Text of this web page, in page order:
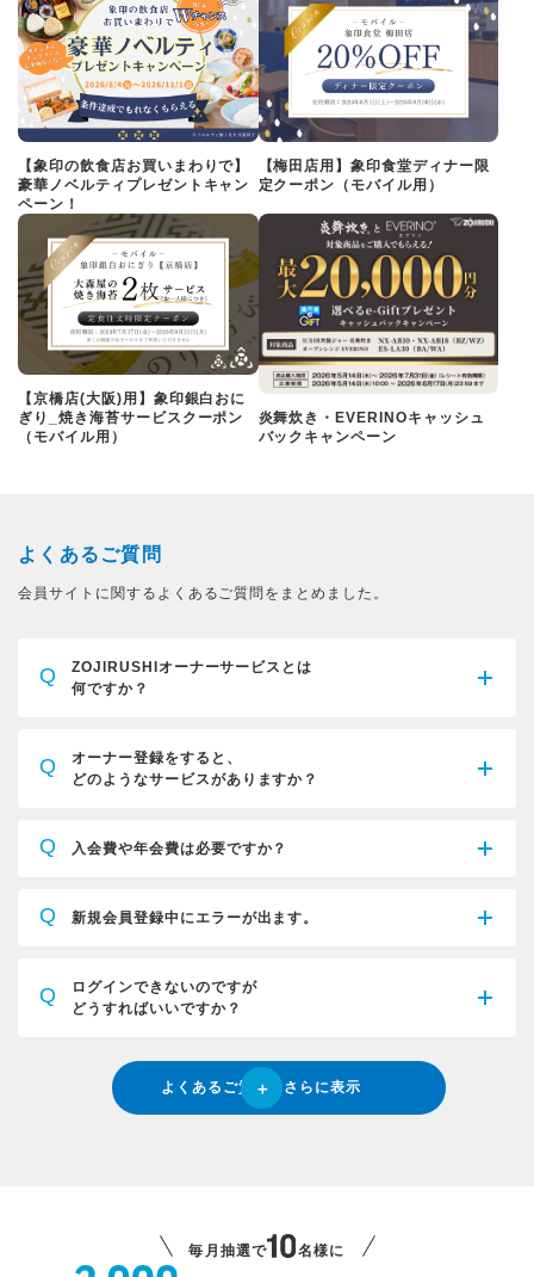
【象印の飲食店お買いまわりで】
豪華ノベルティプレゼントキャン
ペーン！
【梅田店用】象印食堂ディナー限
定クーポン（モバイル用）
【京橋店(大阪)用】象印銀白おに
ぎり_焼き海苔サービスクーポン
（モバイル用）
炎舞炊き・EVERINOキャッシュ
バックキャンペーン
よくあるご質問
会員サイトに関するよくあるご質問をまとめました。
Q
ZOJIRUSHIオーナーサービスとは
何ですか？
Q
オーナー登録をすると、
どのようなサービスがありますか？
Q 入会費や年会費は必要ですか？
Q 新規会員登録中にエラーが出ます。
Q
ログインできないのですが
どうすればいいですか？
よくあるご質問をさらに表示
毎月抽選で 名様に